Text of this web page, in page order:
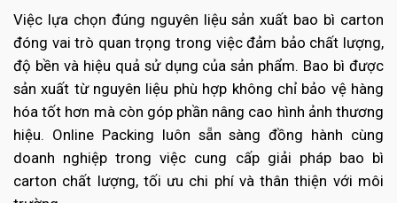
Việc lựa chọn đúng nguyên liệu sản xuất bao bì carton
đóng vai trò quan trọng trong việc đảm bảo chất lượng,
độ bền và hiệu quả sử dụng của sản phẩm. Bao bì được
sản xuất từ nguyên liệu phù hợp không chỉ bảo vệ hàng
hóa tốt hơn mà còn góp phần nâng cao hình ảnh thương
hiệu. Online Packing luôn sẵn sàng đồng hành cùng
doanh nghiệp trong việc cung cấp giải pháp bao bì
carton chất lượng, tối ưu chi phí và thân thiện với môi